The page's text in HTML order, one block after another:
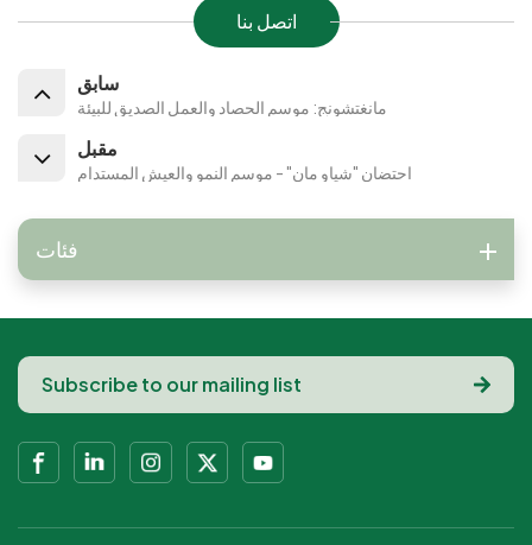
اتصل بنا
سابق
مانغتشونج: موسم الحصاد والعمل الصديق للبيئة
مقبل
احتضان "شياو مان" - موسم النمو والعيش المستدام
فئات